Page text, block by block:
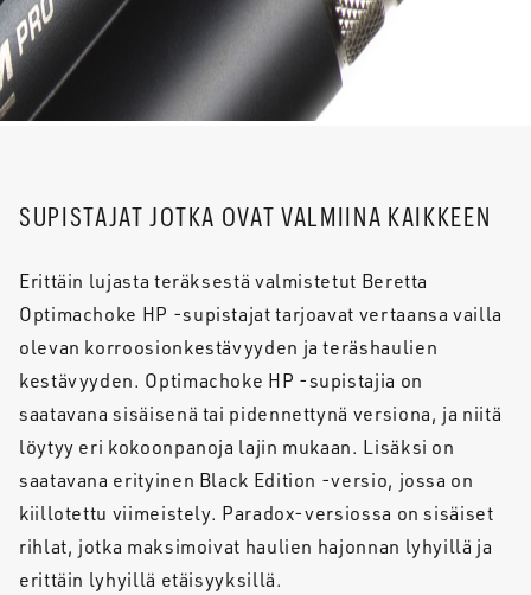
SUPISTAJAT JOTKA OVAT VALMIINA KAIKKEEN
Erittäin lujasta teräksestä valmistetut Beretta
Optimachoke HP -supistajat tarjoavat vertaansa vailla
olevan korroosionkestävyyden ja teräshaulien
kestävyyden. Optimachoke HP -supistajia on
saatavana sisäisenä tai pidennettynä versiona, ja niitä
löytyy eri kokoonpanoja lajin mukaan. Lisäksi on
saatavana erityinen Black Edition -versio, jossa on
kiillotettu viimeistely. Paradox-versiossa on sisäiset
rihlat, jotka maksimoivat haulien hajonnan lyhyillä ja
erittäin lyhyillä etäisyyksillä.